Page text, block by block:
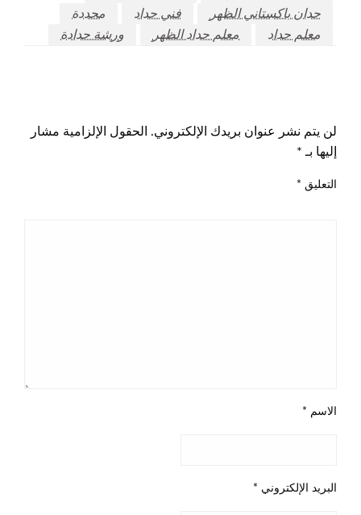
حدان باكستاني الظهر
فني حداد
محددة
معلم حداد
معلم حداد الظهر ورشة حدادة
لن يتم نشر عنوان بريدك الإلكتروني.
الحقول الإلزامية مشار
إليها بـ *
التعليق *
الاسم *
البريد الإلكتروني *